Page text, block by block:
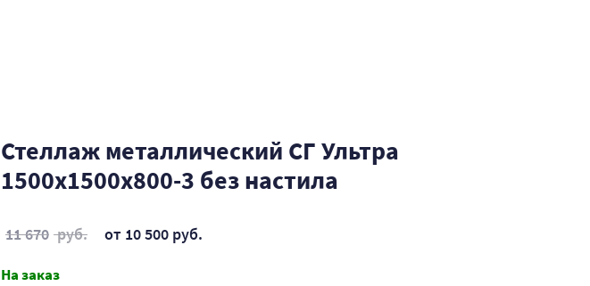
Стеллаж металлический СГ Ультра
1500x1500x800-3 без настила
11 670 руб. от 10 500 руб.
На заказ